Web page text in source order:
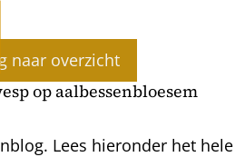
naar overzicht
op aalbessenbloesem
Lees hieronder het hele